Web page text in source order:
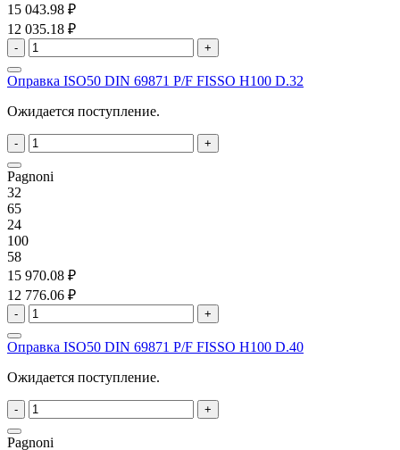
15 043.98 ₽
12 035.18 ₽
- +
Оправка ISO50 DIN 69871 P/F FISSO H100 D.32
Ожидается поступление.
- +
Pagnoni
32
65
24
100
58
15 970.08 ₽
12 776.06 ₽
- +
Оправка ISO50 DIN 69871 P/F FISSO H100 D.40
Ожидается поступление.
- +
Pagnoni